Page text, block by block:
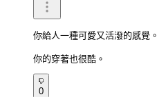
你給人一種可愛又活潑的感覺。
你的穿著也很酷。
0